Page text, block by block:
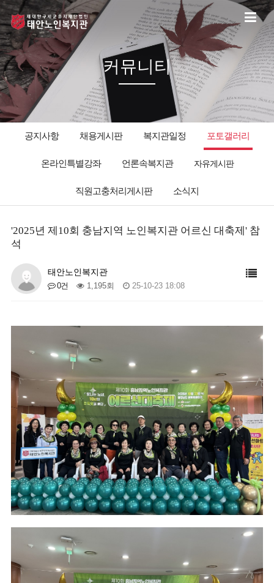
커뮤니티
공지사항 채용게시판 복지관일정 포토갤러리
온라인특별강좌 언론속복지관 자유게시판
직원고충처리게시판 소식지
'2025년 제10회 충남지역 노인복지관 어르신 대축제' 참
석
태안노인복지관
0건 1,195회 25-10-23 18:08